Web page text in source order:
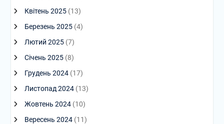
Квітень 2025(13)
Березень 2025(4)
Лютий 2025(7)
Січень 2025(8)
Грудень 2024(17)
Листопад 2024(13)
Жовтень 2024(10)
Вересень 2024(11)